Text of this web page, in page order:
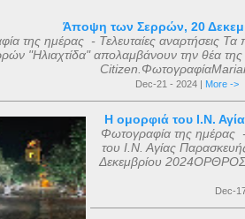
Άποψη των Σερρών, 20
της ημέρας - Τελευταίες αναρτήσεις Τα
"Ηλιαχτίδα" απολαμβάνουν την θέα
Dec-21 - 2024 | More ->
Η ομορφιά του Ι.Ν.
Φωτογραφία της ημέρας -
του Ι.Ν. Αγίας
Δεκεμβρίου
Dec-